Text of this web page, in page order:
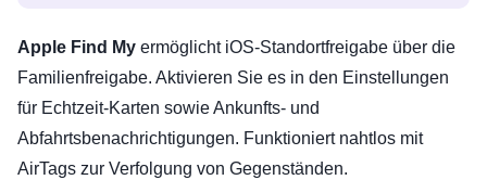
Apple Find My ermöglicht iOS-Standortfreigabe über die
Familienfreigabe. Aktivieren Sie es in den Einstellungen
für Echtzeit-Karten sowie Ankunfts- und
Abfahrtsbenachrichtigungen. Funktioniert nahtlos mit
AirTags zur Verfolgung von Gegenständen.